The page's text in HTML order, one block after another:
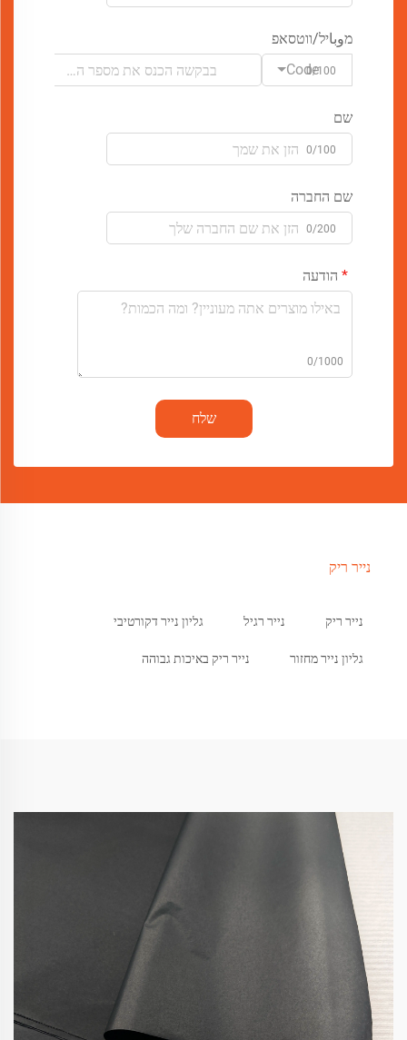
מوباיל/ווטסאפ
Code0/100
שם
0/100
שם החברה
0/200
הודעה
0/1000
שלח
נייר ריק
נייר ריק נייר רגיל גליון נייר דקורטיבי
גליון נייר מחזור נייר ריק באיכות גבוהה